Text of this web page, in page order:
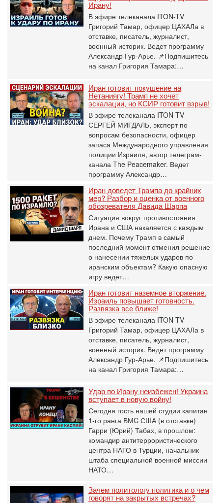
Ирану!
В эфире телеканала ITON-TV
Григорий Тамар, офицер ЦАХАЛа в
отставке, писатель, журналист,
военный историк. Ведет программу
Александр Гур-Арье. 📌Подпишитесь
на канал Григория Тамара:…
Иран готовит покушение на
Нетаниягу! Трамп не хочет
эскалации, но КСИР готовит взрыв!
В эфире телеканала ITON-TV
СЕРГЕЙ МИГДАЛЬ, эксперт по
вопросам безопасности, офицер
запаса Международного управления
полиции Израиля, автор телеграм-
канала The Peacemaker. Ведет
программу Александр…
Иран доведет Трампа до крайних
мер? Разбор и оценка от военного
обозревателя Давида Шарпа
Ситуация вокруг противостояния
Ирана и США накаляется с каждым
днем. Почему Трамп в самый
последний момент отменил решение
о нанесении тяжелых ударов по
иранским объектам? Какую опасную
игру ведет…
Иран готовит наземное вторжение.
Израиль повышает готовность.
Развязка все ближе!
В эфире телеканала ITON-TV
Григорий Тамар, офицер ЦАХАЛа в
отставке, писатель, журналист,
военный историк. Ведет программу
Александр Гур-Арье. 📌Подпишитесь
на канал Григория Тамара:…
Удар по Ирану неизбежен! Украина
вступает в новую войну!
Сегодня гость нашей студии капитан
1-го ранга ВМC США (в отставке)
Гарри (Юрий) Табах, в прошлом:
командир антитеррористического
центра НАТО в Турции, начальник
штаба специальной военной миссии
НАТО…
Зачем политологу политика и о чем
говорят на закрытых встречах?